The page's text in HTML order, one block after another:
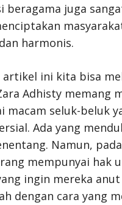
beragama juga
harmonis.
artikel ini kita bisa
Adhisty memang
macam seluk-beluk
Ada yang
Namun,
mempunyai hak
ingin mereka
dengan cara yang